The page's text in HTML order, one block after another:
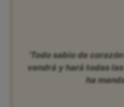
‘Todo sabio de
vendrá y hará todas
ha